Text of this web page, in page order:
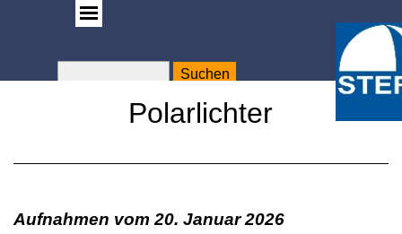
Suchen
Polarlichter
Aufnahmen vom 20. Januar 2026